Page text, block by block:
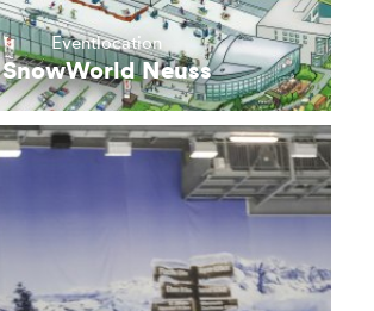
Eventlocation
SnowWorld Neuss
mehr
erfahren